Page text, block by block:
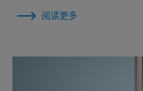
阅读更多